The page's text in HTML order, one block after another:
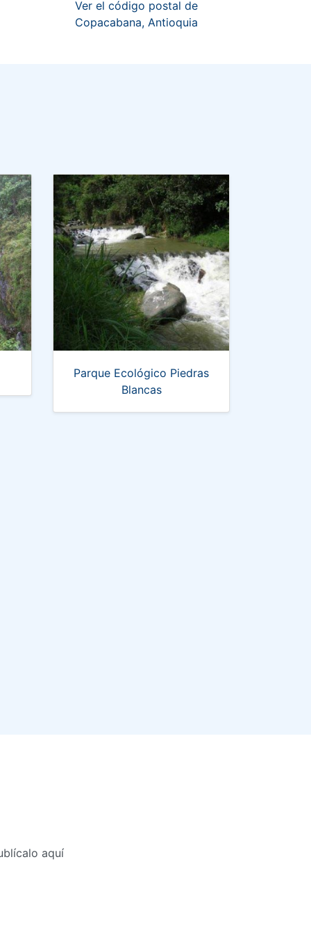
Ver el código postal de
Copacabana, Antioquia
Parque Ecológico Piedras
Blancas
aquí